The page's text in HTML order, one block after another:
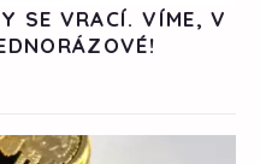
SE VRACÍ. VÍME, V